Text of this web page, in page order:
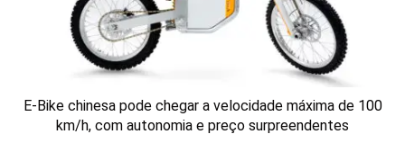
E-Bike chinesa pode chegar a velocidade máxima de 100
km/h, com autonomia e preço surpreendentes